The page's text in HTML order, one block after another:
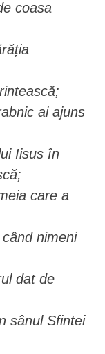
coasa
ai ajuns
Iisus în
care a
nimeni
dat de
sânul Sfintei